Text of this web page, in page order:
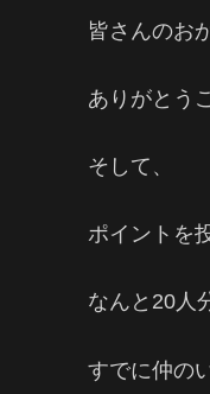
皆さんのお
ありがとう
そして、
ポイントを
なんと20人
すでに仲の